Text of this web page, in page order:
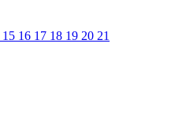
15 16 17 18 19 20 21